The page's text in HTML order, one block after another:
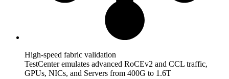
High-speed fabric validation
TestCenter emulates advanced RoCEv2 and CCL traffic,
GPUs, NICs, and Servers from 400G to 1.6T